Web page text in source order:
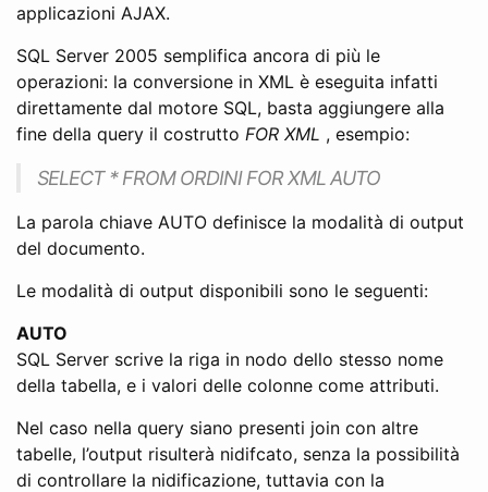
applicazioni AJAX.
SQL Server 2005 semplifica ancora di più le
operazioni: la conversione in XML è eseguita infatti
direttamente dal motore SQL, basta aggiungere alla
fine della query il costrutto FOR XML , esempio:
SELECT * FROM ORDINI FOR XML AUTO
La parola chiave AUTO definisce la modalità di output
del documento.
Le modalità di output disponibili sono le seguenti:
AUTO
SQL Server scrive la riga in nodo dello stesso nome
della tabella, e i valori delle colonne come attributi.
Nel caso nella query siano presenti join con altre
tabelle, l’output risulterà nidifcato, senza la possibilità
di controllare la nidificazione, tuttavia con la